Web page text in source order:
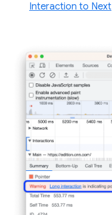
Interaction to Next